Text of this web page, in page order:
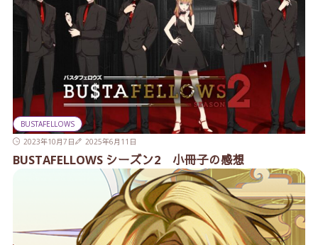
BUSTAFELLOWS
2023年10月7日
2025年6月11日
BUSTAFELLOWS シーズン2 小冊子の感想